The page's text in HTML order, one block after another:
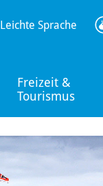
Freizeit &
Tourismus
Leichte Sprache